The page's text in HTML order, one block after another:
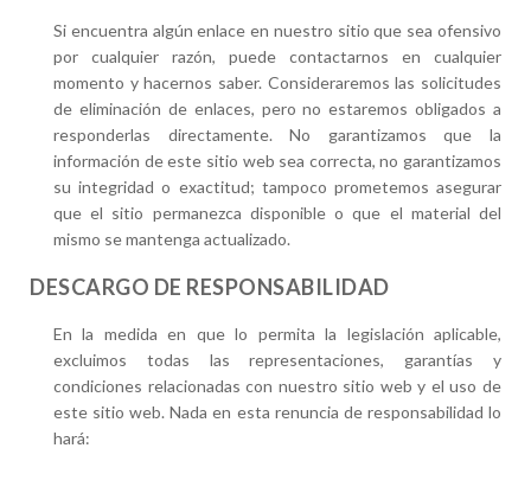
Si encuentra algún enlace en nuestro sitio que sea ofensivo
por cualquier razón, puede contactarnos en cualquier
momento y hacernos saber. Consideraremos las solicitudes
de eliminación de enlaces, pero no estaremos obligados a
responderlas directamente. No garantizamos que la
información de este sitio web sea correcta, no garantizamos
su integridad o exactitud; tampoco prometemos asegurar
que el sitio permanezca disponible o que el material del
mismo se mantenga actualizado.
DESCARGO DE RESPONSABILIDAD
En la medida en que lo permita la legislación aplicable,
excluimos todas las representaciones, garantías y
condiciones relacionadas con nuestro sitio web y el uso de
este sitio web. Nada en esta renuncia de responsabilidad lo
hará: